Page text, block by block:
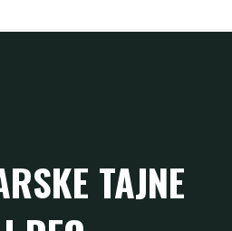
TAJNE